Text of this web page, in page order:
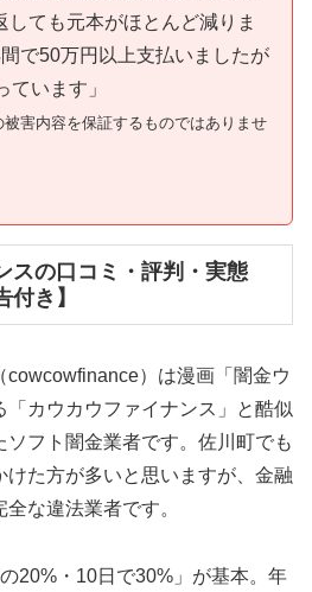
しても元本がほとんど減りま
で50万円以上支払いましたが
ています」
害内容を保証するものではありませ
スの口コミ・評判・実態
付き】
cowcowfinance）は漫画「闇金ウ
「カウカウファイナンス」と酷似
ソフト闇金業者です。佐川町でも
けた方が多いと思いますが、金融
な違法業者です。
20%・10日で30%」が基本。年